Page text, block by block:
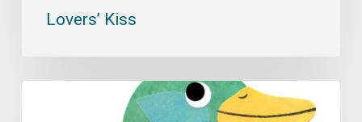
Lovers’ Kiss